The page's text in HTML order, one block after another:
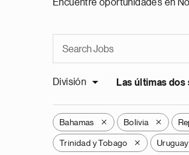
Encuentre oportunidades en
División Las últimas dos
Bahamas X Bolivia X
Trinidad y Tobago X Uruguay